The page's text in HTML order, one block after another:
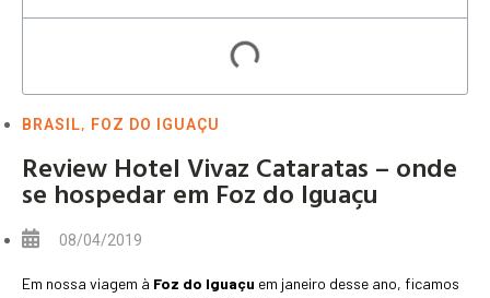
BRASIL, FOZ DO IGUAÇU
Review Hotel Vivaz Cataratas – onde
se hospedar em Foz do Iguaçu
08/04/2019
Em nossa viagem à Foz do Iguaçu em janeiro desse ano, ficamos